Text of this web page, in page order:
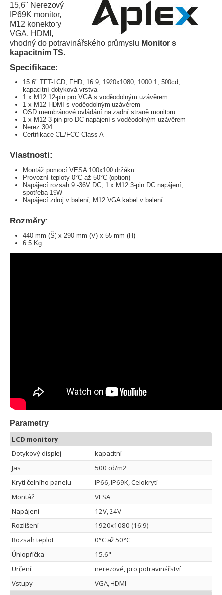
15,6" Nerezový
IP69K monitor,
M12 konektory
VGA, HDMI,
vhodný do potravinářského průmyslu Monitor s
kapacitním TS.
Specifikace:
15.6" TFT-LCD, FHD, 16:9, 1920x1080, 1000:1, 500cd,
kapacitní dotyková vrstva
1 x M12 12-pin pro VGA s voděodolným uzávěrem
1 x M12 HDMI s voděodolným uzávěrem
OSD membránové ovládání na zadní straně monitoru
1 x M12 3-pin pro DC napájení s voděodolným uzávěrem
Nerez 304
Certifikace CE/FCC Class A
Vlastnosti:
Montáž pomocí VESA 100x100 držáku
Provozní teploty 0°C až 50°C (option)
Napájecí rozsah 9 -36V DC, 1 x M12 3-pin DC napájení,
spotřeba 19W
Napájecí zdroj v balení, M12 VGA kabel v balení
Rozměry:
440 mm (Š) x 290 mm (V) x 55 mm (H)
6.5 Kg
Parametry
LCD monitory
Dotykový displej
kapacitní
Jas
500 cd/m2
Krytí čelního panelu
IP66, IP69K, Celokrytí
Montáž
VESA
Napájení
12V, 24V
Rozlišení
1920x1080 (16:9)
Rozsah teplot
0°C až 50°C
Úhlopříčka
15.6"
Určení
nerezové, pro potravinářství
Vstupy
VGA, HDMI